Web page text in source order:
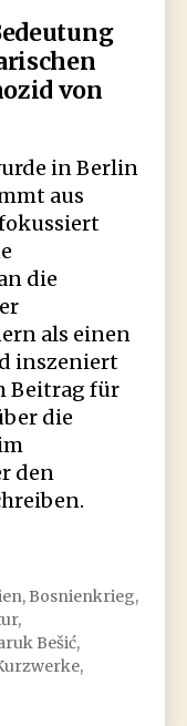
von
in Berlin
aus
die
als einen
inszeniert
Beitrag für
die
den
, Bosnienkrieg,
,
Bešić,
,